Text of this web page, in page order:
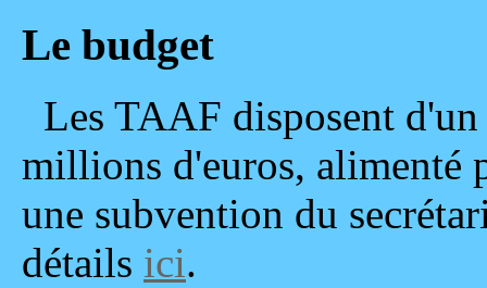
Le budget
Les TAAF disposent
millions d'euros, alimenté
une subvention du
détails ici.